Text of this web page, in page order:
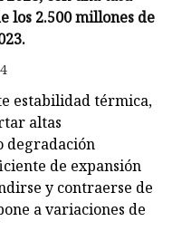
los 2.500 millones de
estabilidad térmica,
altas
degradación
de expansión
y contraerse de
a variaciones de